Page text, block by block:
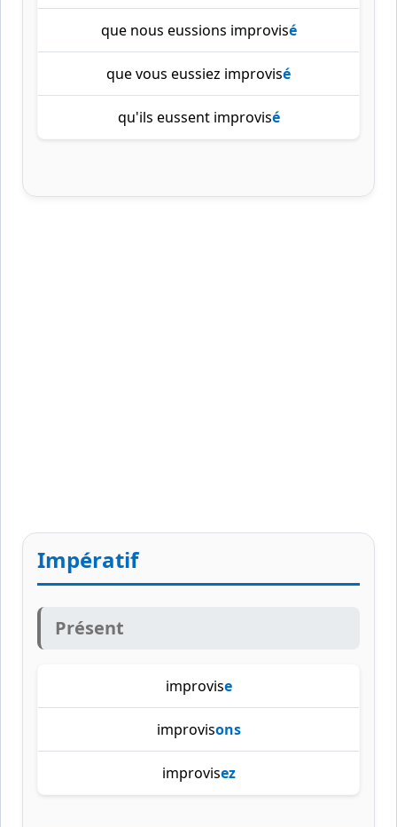
que nous eussions improvisé
que vous eussiez improvisé
qu'ils eussent improvisé
Impératif
Présent
improvise
improvisons
improvisez